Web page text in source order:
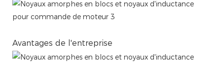
Avantages de l'entreprise